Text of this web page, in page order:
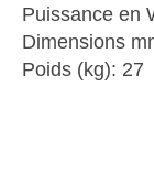
Puissance en
Dimensions
Poids (kg): 27